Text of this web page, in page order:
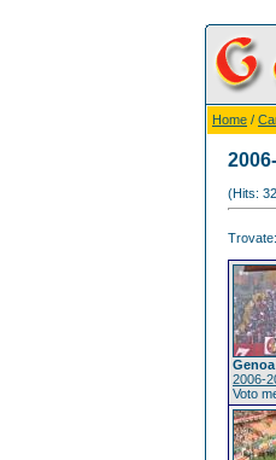
Home /
(Hits:
2006-
Voto